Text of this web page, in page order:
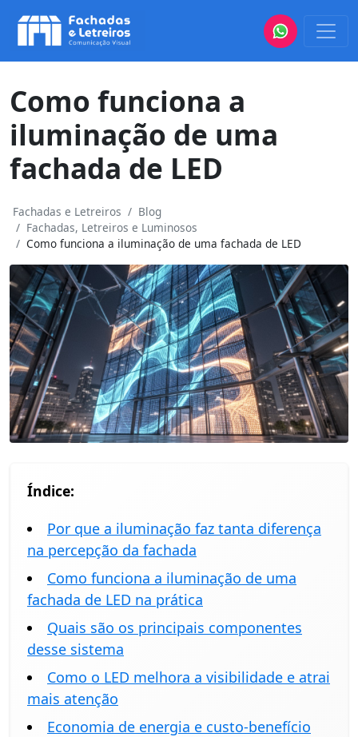
Como funciona a
iluminação de uma
fachada de LED
Fachadas e Letreiros
Blog
Fachadas, Letreiros e Luminosos
Como funciona a iluminação de uma fachada de LED
Índice:
Por que a iluminação faz tanta diferença
na percepção da fachada
Como funciona a iluminação de uma
fachada de LED na prática
Quais são os principais componentes
desse sistema
Como o LED melhora a visibilidade e atrai
mais atenção
Economia de energia e custo-benefício